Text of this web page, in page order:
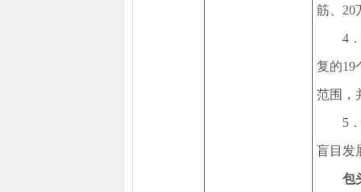
筋、20
4
复的19
范围，
5
盲目发
包